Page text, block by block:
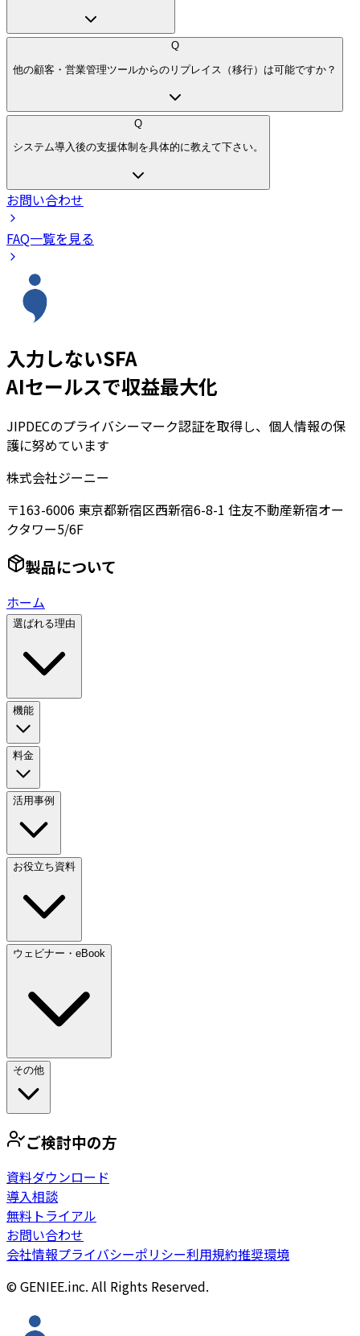
Q
他の顧客・営業管理ツールからのリプレイス（移行）は可能ですか？
Q
システム導入後の支援体制を具体的に教えて下さい。
お問い合わせ
FAQ一覧を見る
入力しないSFA
AIセールスで収益最大化
JIPDECのプライバシーマーク認証を取得し、個人情報の保
護に努めています
株式会社ジーニー
〒163-6006 東京都新宿区西新宿6-8-1 住友不動産新宿オー
クタワー5/6F
製品について
ホーム
選ばれる理由
機能
料金
活用事例
お役立ち資料
ウェビナー・eBook
その他
ご検討中の方
資料ダウンロード
導入相談
無料トライアル
お問い合わせ
会社情報プライバシーポリシー利用規約推奨環境
© GENIEE.inc. All Rights Reserved.